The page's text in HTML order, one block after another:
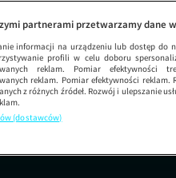
partnerami przetwarzamy dane
informacji na urządzeniu lub dostęp do
profili w celu doboru
reklam. Pomiar efektywności
reklam. Pomiar efektywności
z różnych źródeł. Rozwój i ulepszanie
(dostawców)